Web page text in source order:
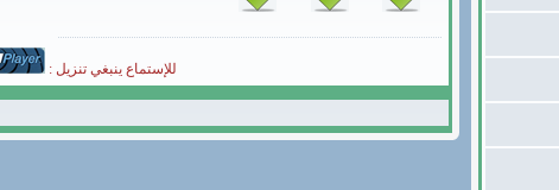
للإستماع ينبغي تنزيل :